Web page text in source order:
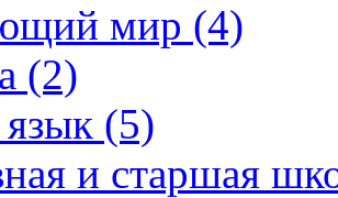
мир (4)
(2)
(5)
и старшая